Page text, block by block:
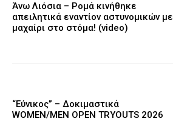
Άνω Λιόσια – Ρομά κινήθηκε
απειλητικά εναντίον αστυνομικών με
μαχαίρι στο στόμα! (video)
“Εύνικος” – Δοκιμαστικά
WOMEN/MEN OPEN TRYOUTS 2026